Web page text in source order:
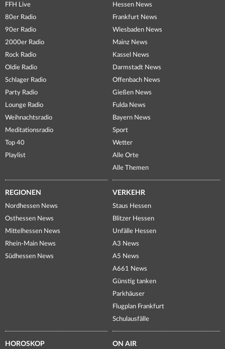
FFH Live
80er Radio
90er Radio
2000er Radio
Rock Radio
Oldie Radio
Schlager Radio
Party Radio
Lounge Radio
Weihnachtsradio
Meditationsradio
Top 40
Playlist
Hessen News
Frankfurt News
Wiesbaden News
Mainz News
Kassel News
Darmstadt News
Offenbach News
Gießen News
Fulda News
Bayern News
Sport
Wetter
Alle Orte
Alle Themen
REGIONEN
Nordhessen News
Osthessen News
Mittelhessen News
Rhein-Main News
Südhessen News
VERKEHR
Staus Hessen
Blitzer Hessen
Unfälle Hessen
A3 News
A5 News
A661 News
Günstig tanken
Parkhäuser
Flugplan Frankfurt
Schulausfälle
HOROSKOP ON AIR